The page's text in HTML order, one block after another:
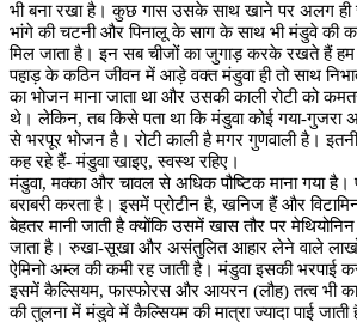
भी बना रखा है। कुछ गास उसके साथ खाने पर अलग ही
भांगे की चटनी और पिनालू के साग के साथ भी मंडुवे की
मिल जाता है। इन सब चीजों का जुगाड़ करके रखते हैं
पहाड़ के कठिन जीवन में आड़े वक्त मंडुवा ही तो साथ
का भोजन माना जाता था और उसकी काली रोटी को
थे। लेकिन, तब किसे पता था कि मंडुवा कोई गया-गुजरा
से भरपूर भोजन है। रोटी काली है मगर गुणवाली है।
कह रहे हैं- मंडुवा खाइए, स्वस्थ रहिए।
मंडुवा, मक्का और चावल से अधिक पौष्टिक माना गया है।
बराबरी करता है। इसमें प्रोटीन है, खनिज हैं और
बेहतर मानी जाती है क्योंकि उसमें खास तौर पर
जाता है। रुखा-सूखा और असंतुलित आहार लेने वाले
ऐमिनो अम्ल की कमी रह जाती है। मंडुवा इसकी भरपाई
इसमें कैल्सियम, फास्फोरस और आयरन (लौह) तत्व भी
की तुलना में मंडुवे में कैल्सियम की मात्रा ज्यादा पाई